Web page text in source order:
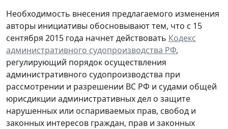
Необходимость внесения предлагаемого изменения
авторы инициативы обосновывают тем, что с 15
сентября 2015 года начнет действовать Кодекс
административного судопроизводства РФ,
регулирующий порядок осуществления
административного судопроизводства при
рассмотрении и разрешении ВС РФ и судами общей
юрисдикции административных дел о защите
нарушенных или оспариваемых прав, свобод и
законных интересов граждан, прав и законных